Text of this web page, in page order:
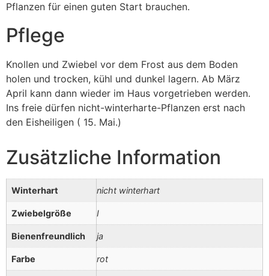
Pflanzen für einen guten Start brauchen.
Pflege
Knollen und Zwiebel vor dem Frost aus dem Boden
holen und trocken, kühl und dunkel lagern. Ab März
April kann dann wieder im Haus vorgetrieben werden.
Ins freie dürfen nicht-winterharte-Pflanzen erst nach
den Eisheiligen ( 15. Mai.)
Zusätzliche Information
Winterhart nicht winterhart
Zwiebelgröße I
Bienenfreundlich ja
Farbe rot